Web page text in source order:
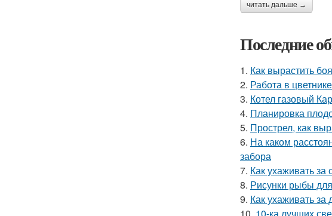
читать дальше →
Последние
1. Как вырастить
2. Работа в
3. Котел газовый
4. Планировка
5. Прострел, как
6. На каком
забора
7. Как ухаживать
8. Рисунки рыбы
9. Как ухаживать